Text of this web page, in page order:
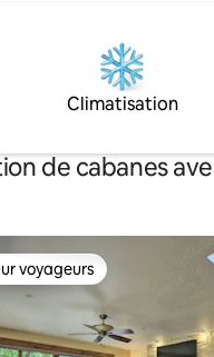
Climatisation
de cabanes
voyageurs
voyageurs